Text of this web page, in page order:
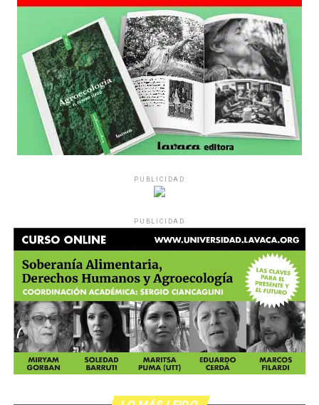
PUBLICIDAD
PUBLICIDAD